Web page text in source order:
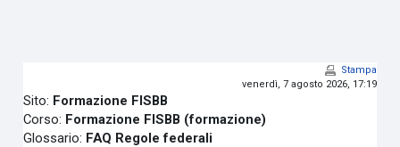
Stampa
venerdì, 7 agosto 2026, 17:19
Sito: Formazione FISBB
Corso: Formazione FISBB (formazione)
Glossario: FAQ Regole federali